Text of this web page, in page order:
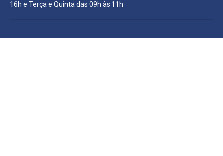
16h e Terça e Quinta das 09h às 11h